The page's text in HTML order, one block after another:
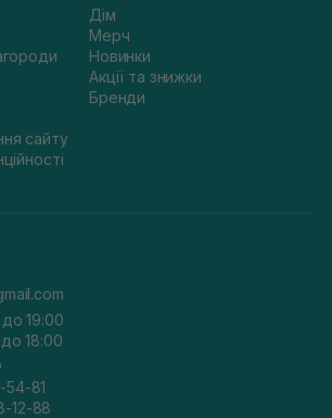
сайту
Дім
Мерч
Новинки
Акції та знижки
Бренди
19:00
18:00
54-81
12-88